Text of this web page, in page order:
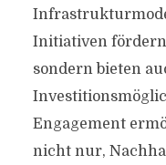
Initiativen
sondern bieten
Engagement
nicht nur,